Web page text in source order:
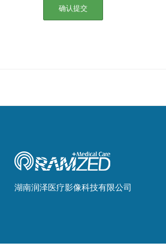
湖南润泽医疗影像科技有限公司